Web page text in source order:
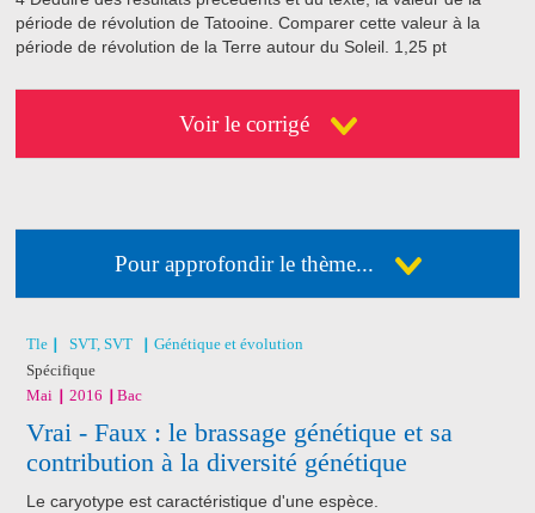
période de révolution de Tatooine. Comparer cette valeur à la
période de révolution de la Terre autour du Soleil. 1,25 pt
Voir le corrigé
Déja abonné ?
Pas encore abonné ?Consultez nos offres !
J'ai acheté un livre
de révision
Nathan
Pour approfondir le thème...
Tle SVT, SVT
Génétique et évolution
Spécifique
Mai
2016 Bac
Vrai - Faux : le brassage génétique et sa
contribution à la diversité génétique
Le caryotype est caractéristique d'une espèce.